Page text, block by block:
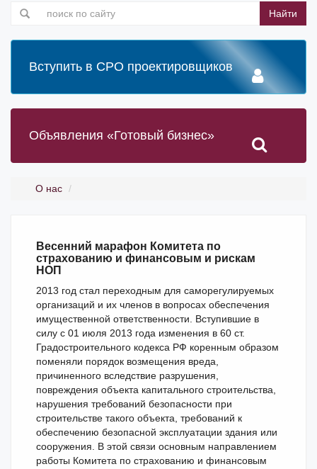
Найти
Вступить в СРО проектировщиков
Объявления «Готовый бизнес»
О нас
Весенний марафон Комитета по
страхованию и финансовым и рискам
НОП
2013 год стал переходным для саморегулируемых
организаций и их членов в вопросах обеспечения
имущественной ответственности. Вступившие в
силу с 01 июля 2013 года изменения в 60 ст.
Градостроительного кодекса РФ коренным образом
поменяли порядок возмещения вреда,
причиненного вследствие разрушения,
повреждения объекта капитального строительства,
нарушения требований безопасности при
строительстве такого объекта, требований к
обеспечению безопасной эксплуатации здания или
сооружения. В этой связи основным направлением
работы Комитета по страхованию и финансовым